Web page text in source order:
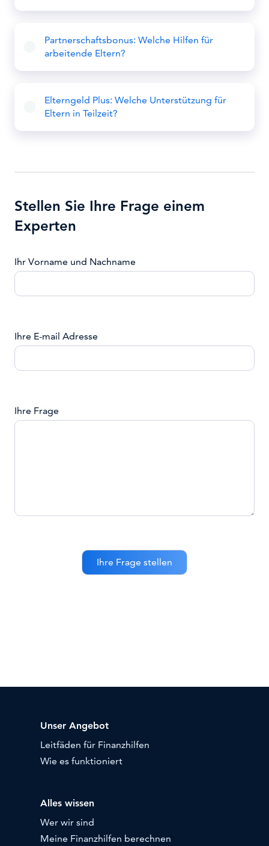
Partnerschaftsbonus: Welche Hilfen für
arbeitende Eltern?
Elterngeld Plus: Welche Unterstützung für
Eltern in Teilzeit?
Stellen Sie Ihre Frage einem
Experten
Ihre Frage
Ihr Vorname und Nachname
Ihre E-mail Adresse
Unser Angebot
Leitfäden für Finanzhilfen
Wie es funktioniert
Alles wissen
Wer wir sind
Meine Finanzhilfen berechnen